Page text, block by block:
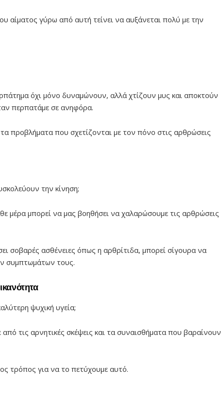
αίματος γύρω από αυτή τείνει να αυξάνεται πολύ με την
όχι μόνο δυναμώνουν, αλλά χτίζουν μυς και αποκτούν
περπατάμε σε ανηφόρα.
προβλήματα που σχετίζονται με τον πόνο στις αρθρώσεις
την κίνηση;
μέρα μπορεί να μας βοηθήσει να χαλαρώσουμε τις αρθρώσεις
σοβαρές ασθένειες όπως η αρθρίτιδα, μπορεί σίγουρα να
συμπτωμάτων τους.
ψυχική υγεία;
τις αρνητικές σκέψεις και τα συναισθήματα που βαραίνουν
τρόπος για να το πετύχουμε αυτό.